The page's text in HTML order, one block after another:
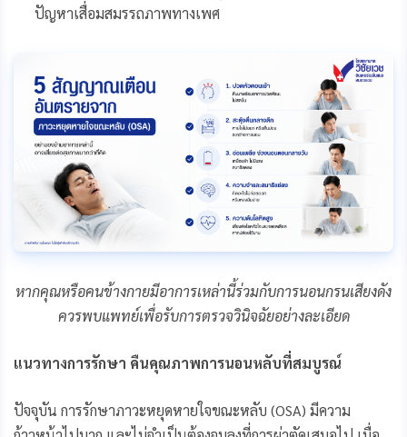
ปัญหาเสื่อมสมรรถภาพทางเพศ
หากคุณหรือคนข้างกายมีอาการเหล่านี้ร่วมกับการนอนกรนเสียงดัง
ควรพบแพทย์เพื่อรับการตรวจวินิจฉัยอย่างละเอียด
แนวทางการรักษา คืนคุณภาพการนอนหลับที่สมบูรณ์
ปัจจุบัน การรักษาภาวะหยุดหายใจขณะหลับ (OSA) มีความ